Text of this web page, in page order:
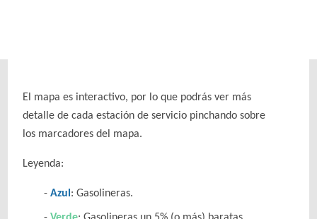
El mapa es interactivo, por lo que podrás ver más
detalle de cada estación de servicio pinchando sobre
los marcadores del mapa.
Leyenda:
Azul : Gasolineras.